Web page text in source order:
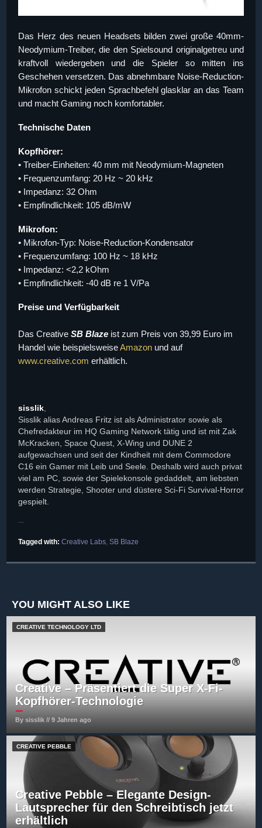
Das Herz des neuen Headsets bilden zwei große 40mm-
Neodymium-Treiber, die den Spielsound originalgetreu und
kraftvoll wiedergeben und die Spieler so mitten ins
Geschehen versetzen. Das abnehmbare Noise-Reduction-
Mikrofon schickt jeden Sprachbefehl glasklar an das Team
und macht Gaming noch komfortabler.
Technische Daten
Kopfhörer:
• Treiber-Einheiten: 40 mm mit Neodymium-Magneten
• Frequenzumfang: 20 Hz ~ 20 kHz
• Impedanz: 32 Ohm
• Empfindlichkeit: 105 dB/mW
Mikrofon:
• Mikrofon-Typ: Noise-Reduction-Kondensator
• Frequenzumfang: 100 Hz ~ 18 kHz
• Impedanz: <2,2 kOhm
• Empfindlichkeit: -40 dB re 1 V/Pa
Preise und Verfügbarkeit
Das Creative SB Blaze ist zum Preis von 39,99 Euro im
Handel wie beispielsweiseAmazon und auf
www.creative.com erhältlich.
sisslik
Sisslik alias Andreas Fritz ist als Administrator sowie als
Chefredakteur im HQ Gaming Network tätig und ist mit Zak
McKracken, Space Quest, X-Wing und DUNE 2
aufgewachsen und seit der Kindheit mit dem Commodore
C16 ein Gamer mit Leib und Seele. Deshalb wird auch privat
viel am PC, sowie der Spielekonsole gedaddelt, am liebsten
werden Strategie, Shooter und düstere Sci-Fi Survival-Horror
gespielt.
Tagged with: Creative Labs, SB Blaze
YOU MIGHT ALSO LIKE
CREATIVE TECHNOLOGY LTD
Creative – Präsentiert die Super X-Fi-
Kopfhörer-Technologie
By sisslik // 9 Jahren ago
CREATIVE PEBBLE
Creative Pebble – Elegante Design-
Lautsprecher für den Schreibtisch jetzt
erhältlich